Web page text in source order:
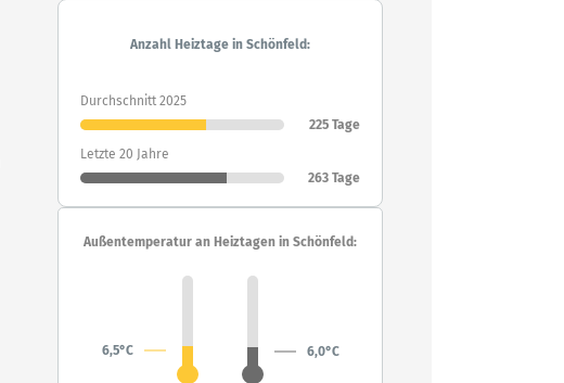
Anzahl Heiztage in Schönfeld:
Durchschnitt 2025
225 Tage
Letzte 20 Jahre
263 Tage
Außentemperatur an Heiztagen in Schönfeld:
6,5°C 6,0°C